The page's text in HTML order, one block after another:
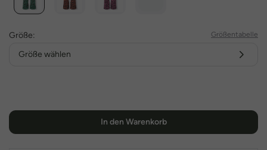
Größe: Größentabelle
Größe wählen
In den Warenkorb